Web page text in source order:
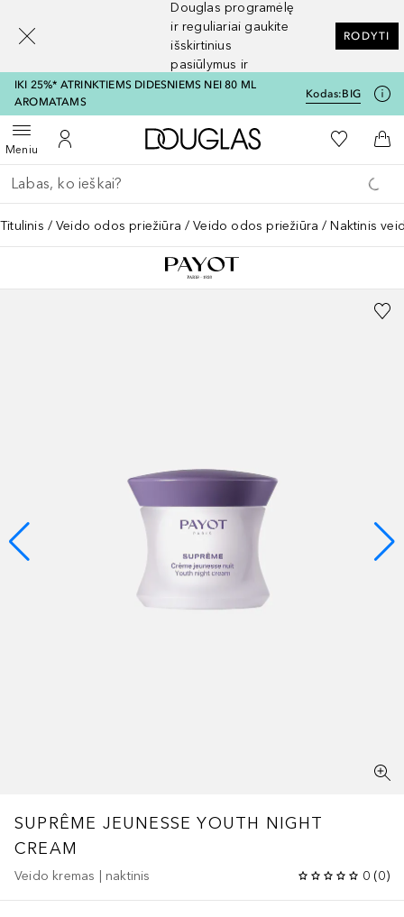
Douglas programėlę
ir reguliariai gaukite
išskirtinius
pasiūlymus ir
nuolaidas
RODYTI
IKI 25%* ATRINKTIEMS DIDESNIEMS NEI 80 ML
AROMATAMS
Kodas:BIG
MeniuAtidaryti meniuĮ mano paskyrą
Į Douglas pagrindinį
Į mano
Į
Grįžk atgal
Vykdykite paiešką
Titulinis Veido odos priežiūra Veido odos priežiūra Naktinis
SUPRÊME JEUNESSE YOUTH NIGHT
CREAM
Veido kremas | naktinis 0 (0)
[navigation.slideout.screenreader]